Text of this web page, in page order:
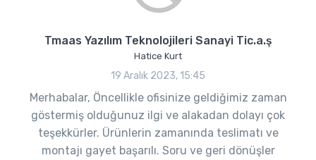
Tmaas Yazılım Teknolojileri Sanayi Tic.a.ş
Hatice Kurt
19 Aralık 2023, 15:45
Merhabalar, Öncellikle ofisinize geldiğimiz zaman
göstermiş olduğunuz ilgi ve alakadan dolayı çok
teşekkürler. Ürünlerin zamanında teslimatı ve
montajı gayet başarılı. Soru ve geri dönüşler